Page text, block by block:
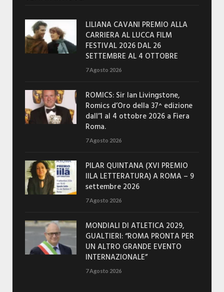
LILIANA CAVANI PREMIO ALLA
CARRIERA AL LUCCA FILM
FESTIVAL 2026 DAL 26
SETTEMBRE AL 4 OTTOBRE
7 Agosto 2026
ROMICS: Sir Ian Livingstone,
Romics d’Oro della 37^ edizione
dall’1 al 4 ottobre 2026 a Fiera
Roma.
7 Agosto 2026
PILAR QUINTANA (XVI PREMIO
IILA LETTERATURA) A ROMA – 9
settembre 2026
7 Agosto 2026
MONDIALI DI ATLETICA 2029,
GUALTIERI: “ROMA PRONTA PER
UN ALTRO GRANDE EVENTO
INTERNAZIONALE”
7 Agosto 2026